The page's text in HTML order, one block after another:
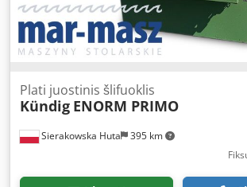
3000 kg PRIVALUMAI – vokiška gamyba – 2
naudota šlifavimo staklė, labai gera būklė
900 PLN Grynoji kaina: 4 000 EUR pagal 4,2
(Kainos gali keistis esant didesniems
Sierakowska Huta 395 km
Plati juostinis šlifuoklis
Kündig ENORM PRIMO